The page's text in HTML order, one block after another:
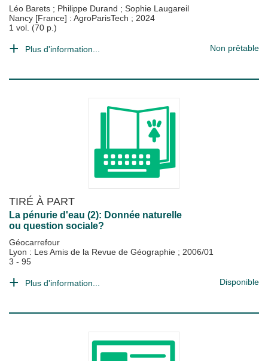
Léo Barets ; Philippe Durand ; Sophie Laugareil
Nancy [France] : AgroParisTech ; 2024
1 vol. (70 p.)
Plus d'information... Non prêtable
TIRÉ À PART
La pénurie d'eau (2): Donnée naturelle
ou question sociale?
Géocarrefour
Lyon : Les Amis de la Revue de Géographie ; 2006/01
3 - 95
Plus d'information... Disponible